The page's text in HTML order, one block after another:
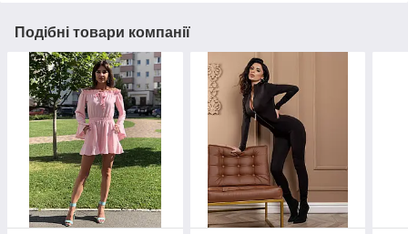
Подібні товари компанії